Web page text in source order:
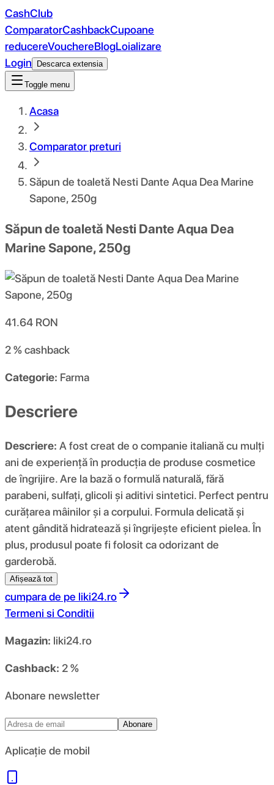
CashClub
ComparatorCashbackCupoane
reducereVouchereBlogLoializare
Login
Descarca extensia
Toggle menu
Acasa
Comparator preturi
Săpun de toaletă Nesti Dante Aqua Dea Marine
Sapone, 250g
Săpun de toaletă Nesti Dante Aqua Dea
Marine Sapone, 250g
41.64 RON
2 %cashback
Categorie: Farma
Descriere
Descriere: A fost creat de o companie italiană cu mulți
ani de experiență în producția de produse cosmetice
de îngrijire. Are la bază o formulă naturală, fără
parabeni, sulfați, glicoli și aditivi sintetici. Perfect pentru
curățarea mâinilor și a corpului. Formula delicată și
atent gândită hidratează și îngrijește eficient pielea. În
plus, produsul poate fi folosit ca odorizant de
garderobă.
Afișează tot
cumpara de pe liki24.ro
Termeni si Conditii
Magazin: liki24.ro
Cashback: 2 %
Abonare newsletter
Abonare
Aplicație de mobil